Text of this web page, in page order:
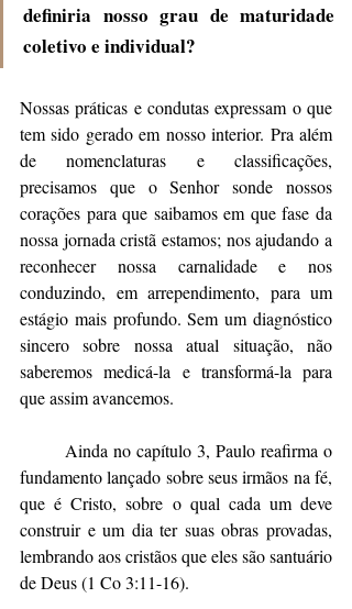
definiria nosso grau de maturidade
coletivo e individual?
Nossas práticas e condutas expressam o que
tem sido gerado em nosso interior. Pra além
de nomenclaturas e classificações,
precisamos que o Senhor sonde nossos
corações para que saibamos em que fase da
nossa jornada cristã estamos; nos ajudando a
reconhecer nossa carnalidade e nos
conduzindo, em arrependimento, para um
estágio mais profundo. Sem um diagnóstico
sincero sobre nossa atual situação, não
saberemos medicá-la e transformá-la para
que assim avancemos.
fundamento lançado sobre seus irmãos na fé,
que é Cristo, sobre o qual cada um deve
construir e um dia ter suas obras provadas,
lembrando aos cristãos que eles são santuário
de Deus (1 Co 3:11-16).